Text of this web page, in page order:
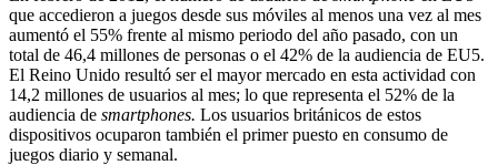
que accedieron a juegos desde sus móviles al menos una vez al mes
aumentó el 55% frente al mismo periodo del año pasado, con un
total de 46,4 millones de personas o el 42% de la audiencia de EU5.
El Reino Unido resultó ser el mayor mercado en esta actividad con
14,2 millones de usuarios al mes; lo que representa el 52% de la
audiencia de smartphones. Los usuarios británicos de estos
dispositivos ocuparon también el primer puesto en consumo de
juegos diario y semanal.